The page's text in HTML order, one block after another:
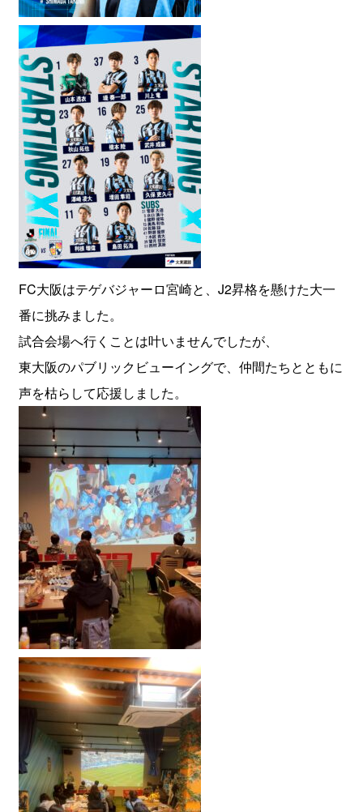
FC大阪はテゲバジャーロ宮崎と、J2昇格を懸けた大一
番に挑みました。
試合会場へ行くことは叶いませんでしたが、
東大阪のパブリックビューイングで、仲間たちとともに
声を枯らして応援しました。